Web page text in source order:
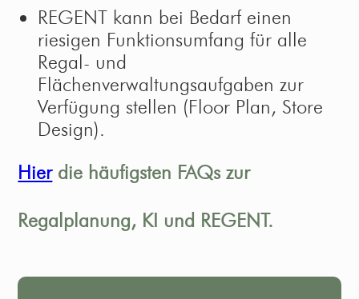
REGENT kann bei Bedarf einen
riesigen Funktionsumfang für alle
Regal- und
Flächenverwaltungsaufgaben zur
Verfügung stellen (Floor Plan, Store
Design).
Hierdie häufigsten FAQs zur
Regalplanung, KI und REGENT.